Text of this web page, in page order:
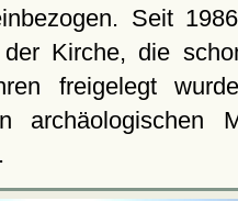
Seit
Kirche, die
freigelegt
archäologischen